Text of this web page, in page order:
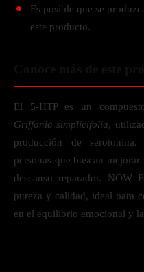
Es posible que se
este producto.
El 5-HTP es un
Griffonia simplicifolia,
producción de
personas que buscan
descanso reparador. NOW
pureza y calidad, ideal para
en el equilibrio emocional y